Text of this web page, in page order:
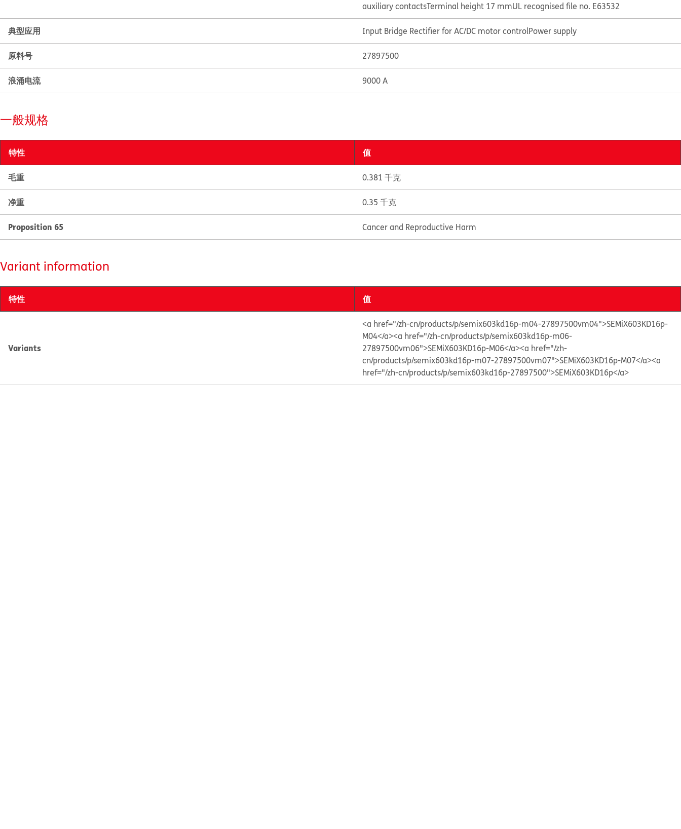
auxiliary contactsTerminal height 17 mmUL recognised file no. E63532
典型应用 Input Bridge Rectifier for AC/DC motor controlPower supply
原料号 27897500
浪涌电流 9000 A
一般规格
特性 值
毛重 0.381 千克
净重 0.35 千克
Proposition 65 Cancer and Reproductive Harm
Variant information
特性 值
Variants
<a href="/zh-cn/products/p/semix603kd16p-m04-27897500vm04">SEMiX603KD16p-
M04</a><a href="/zh-cn/products/p/semix603kd16p-m06-
27897500vm06">SEMiX603KD16p-M06</a><a href="/zh-
cn/products/p/semix603kd16p-m07-27897500vm07">SEMiX603KD16p-M07</a><a
href="/zh-cn/products/p/semix603kd16p-27897500">SEMiX603KD16p</a>